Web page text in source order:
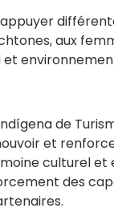
aux
de
et
culturel et
des